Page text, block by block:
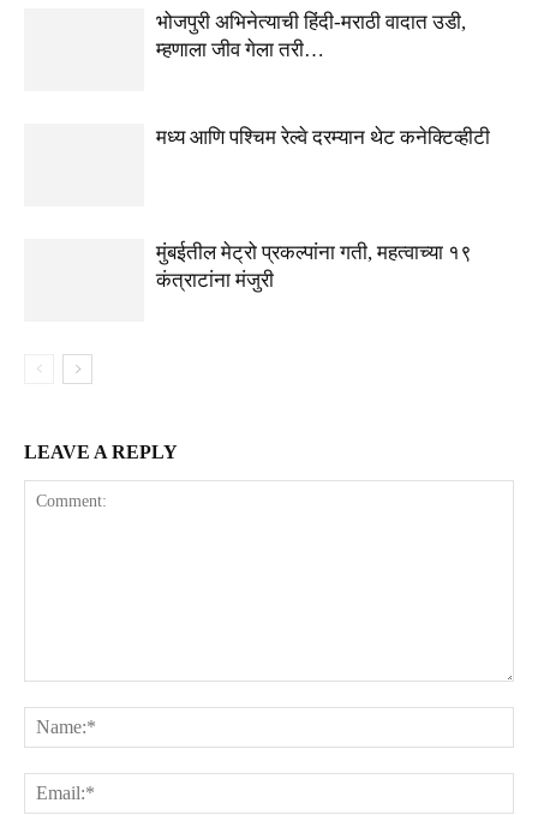
भोजपुरी अभिनेत्याची हिंदी-मराठी वादात उडी,
म्हणाला जीव गेला तरी…
मध्य आणि पश्चिम रेल्वे दरम्यान थेट कनेक्टिव्हीटी
मुंबईतील मेट्रो प्रकल्पांना गती, महत्वाच्या १९
कंत्राटांना मंजुरी
LEAVE A REPLY